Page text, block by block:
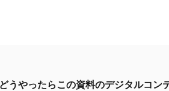
どうやったらこの資料のデジタルコン